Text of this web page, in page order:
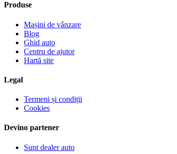
Produse
Mașini de vânzare
Blog
Ghid auto
Centru de ajutor
Hartă site
Legal
Termeni și condiții
Cookies
Devino partener
Sunt dealer auto